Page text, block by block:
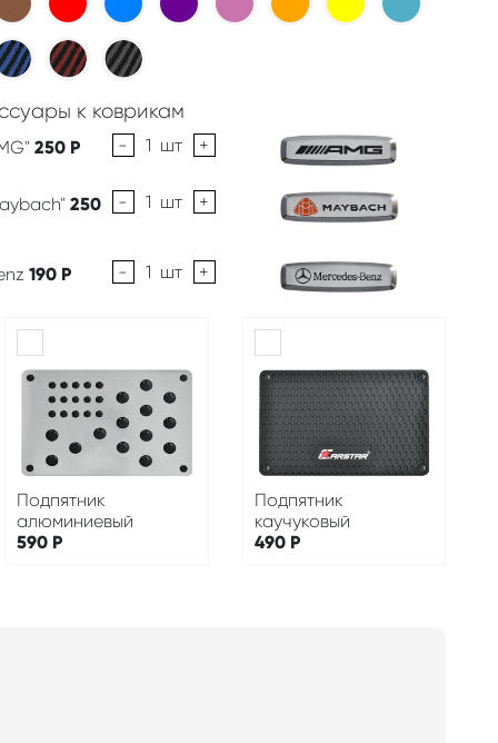
к коврикам
250 Р - 1 шт +
250
- 1 шт +
190 Р - 1 шт +
Подпятник
алюминиевый
590 Р
Подпятник
каучуковый
490 Р